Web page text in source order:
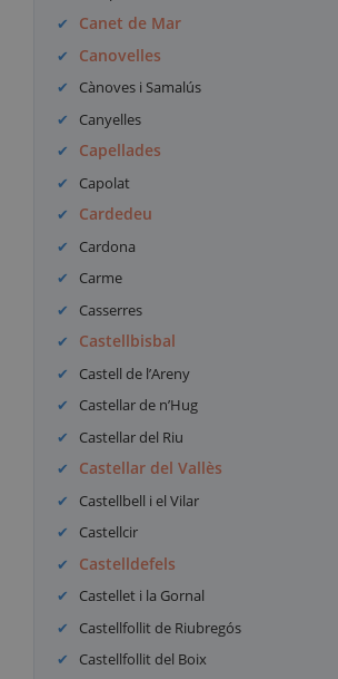
Canet de Mar
Canovelles
Cànoves i Samalús
Canyelles
Capellades
Capolat
Cardedeu
Cardona
Carme
Casserres
Castellbisbal
Castell de l’Areny
Castellar de n’Hug
Castellar del Riu
Castellar del Vallès
Castellbell i el Vilar
Castellcir
Castelldefels
Castellet i la Gornal
Castellfollit de Riubregós
Castellfollit del Boix